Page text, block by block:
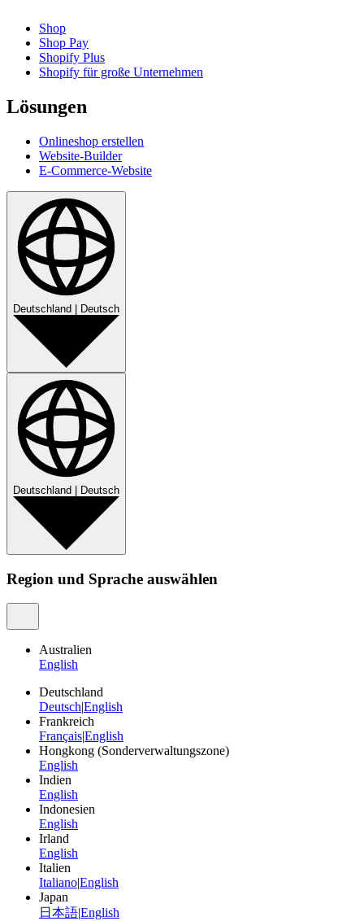
Shop
Shop Pay
Shopify Plus
Shopify für große Unternehmen
Lösungen
Onlineshop erstellen
Website-Builder
E-Commerce-Website
Deutschland Deutsch
Deutschland Deutsch
Region und Sprache auswählen
Australien
English
Deutschland
Deutsch|English
Frankreich
Français|English
Hongkong (Sonderverwaltungszone)
English
Indien
English
Indonesien
English
Irland
English
Italien
Italiano|English
Japan
日本語|English